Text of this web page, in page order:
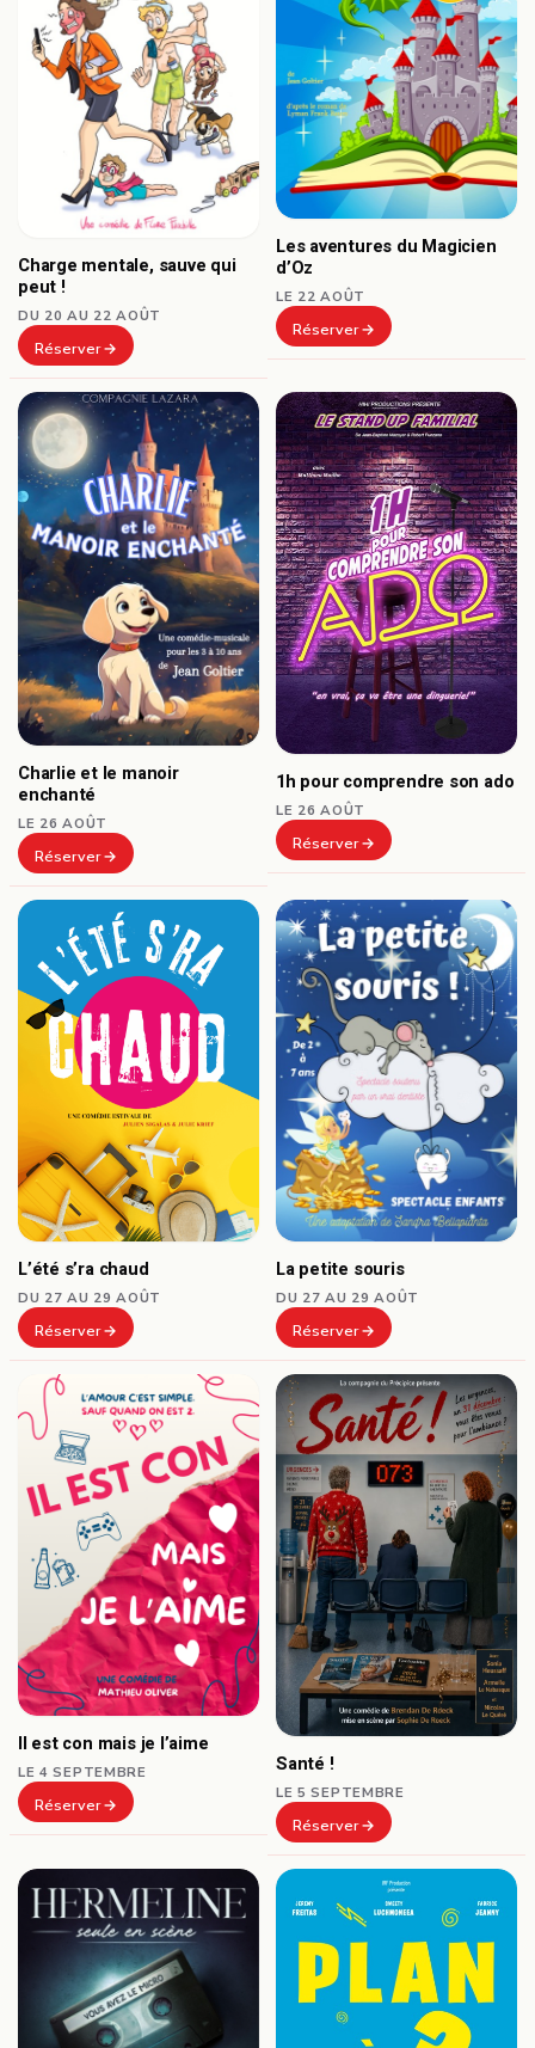
Charge mentale, sauve qui
peut !
DU 20 AU 22 AOÛT
Réserver
Les aventures du Magicien
d’Oz
LE 22 AOÛT
Réserver
Charlie et le manoir
enchanté
LE 26 AOÛT
Réserver
1h pour comprendre son ado
LE 26 AOÛT
Réserver
L’été s’ra chaud
DU 27 AU 29 AOÛT
Réserver
La petite souris
DU 27 AU 29 AOÛT
Réserver
Il est con mais je l’aime
LE 4 SEPTEMBRE
Réserver
Santé !
LE 5 SEPTEMBRE
Réserver